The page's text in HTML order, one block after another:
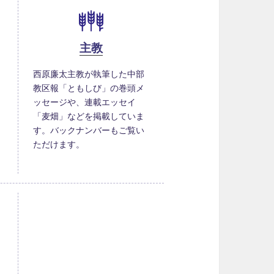
主教
西原廉太主教が執筆した中部
教区報「ともしび」の巻頭メ
ッセージや、連載エッセイ
「麦畑」などを掲載していま
す。バックナンバーもご覧い
ただけます。